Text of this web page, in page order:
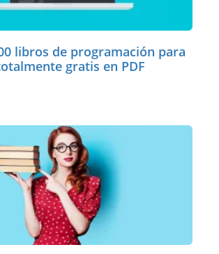
libros de programación para
gratis en PDF